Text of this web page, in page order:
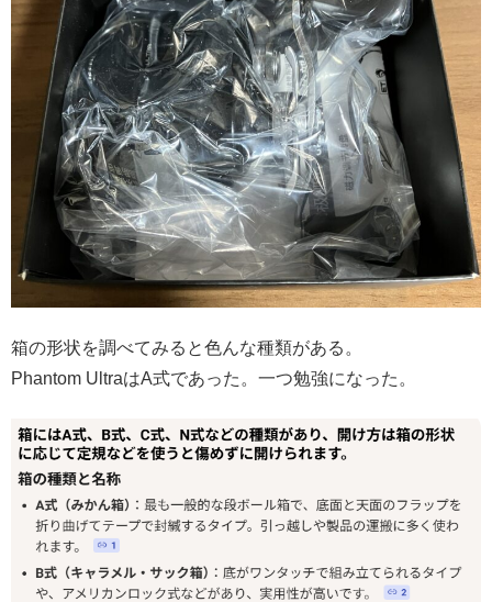
箱の形状を調べてみると色んな種類がある。
Phantom UltraはA式であった。一つ勉強になった。